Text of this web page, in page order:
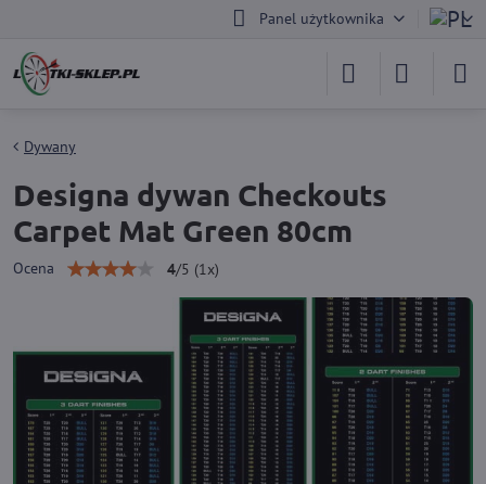
Panel użytkownika
Dywany
Designa dywan Checkouts
Carpet Mat Green 80cm
Ocena 4/5 (1 x)